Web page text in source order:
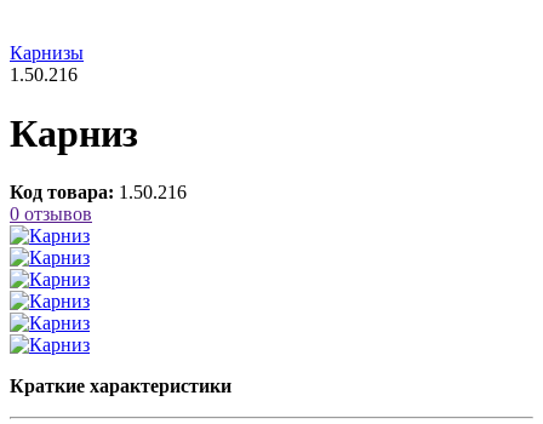
Карнизы
1.50.216
Карниз
Код товара: 1.50.216
0 отзывов
Краткие характеристики